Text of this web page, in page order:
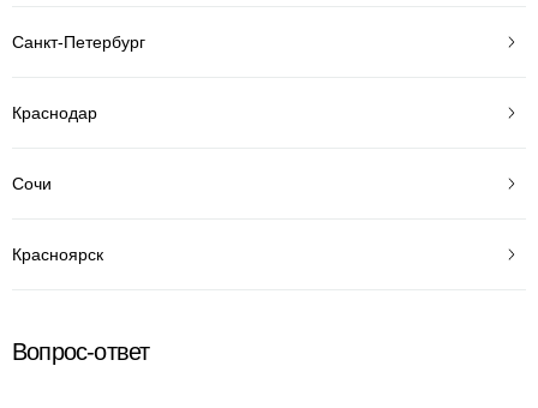
Санкт-Петербург
Краснодар
Сочи
Красноярск
Вопрос-ответ